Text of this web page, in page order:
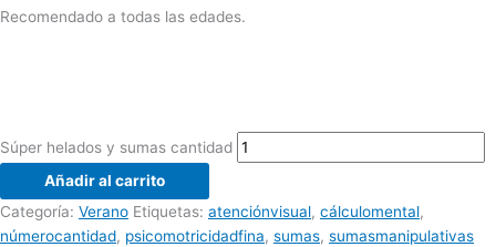
Recomendado a todas las edades.
Súper helados y sumas cantidad
Añadir al carrito
Categoría: Verano Etiquetas: atenciónvisual, cálculomental,
númerocantidad, psicomotricidadfina, sumas, sumasmanipulativas